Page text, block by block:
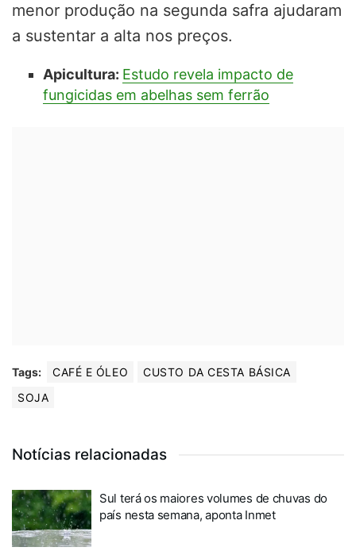
menor produção na segunda safra ajudaram
a sustentar a alta nos preços.
Apicultura: Estudo revela impacto de
fungicidas em abelhas sem ferrão
Tags: CAFÉ E ÓLEO
CUSTO DA CESTA BÁSICA
SOJA
Notícias relacionadas
Sul terá os maiores volumes de chuvas do
país nesta semana, aponta Inmet